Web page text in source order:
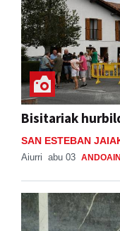
Bisitariak
SAN ESTEBAN
Aiurri abu 03 ANDOAIN